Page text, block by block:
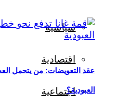
سياسية
اقتصادية
اجتماعية
عقد التعويضات: من يتحمل
العبودية؟